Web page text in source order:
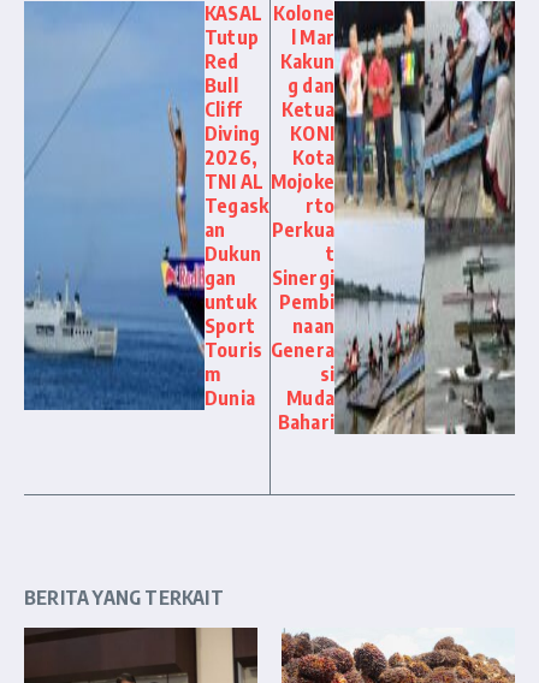
KASAL
Tutup
Red
Bull
Cliff
Diving
2026,
TNI AL
Tegask
an
Dukun
gan
untuk
Sport
Touris
m
Dunia
Kolone
l Mar
Kakun
g dan
Ketua
KONI
Kota
Mojoke
rto
Perkua
t
Sinergi
Pembi
naan
Genera
si
Muda
Bahari
BERITA YANG TERKAIT